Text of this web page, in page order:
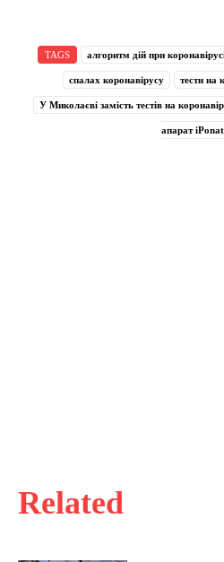
Related
TAGS алгоритм дій при
спалах коронавірусу тести на
У Миколаєві замість тестів на
апарат